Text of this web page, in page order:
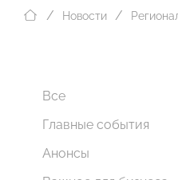
Новости
Все
Главные события
Анонсы